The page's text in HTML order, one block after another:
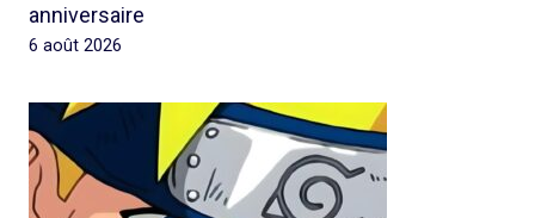
anniversaire
6 août 2026